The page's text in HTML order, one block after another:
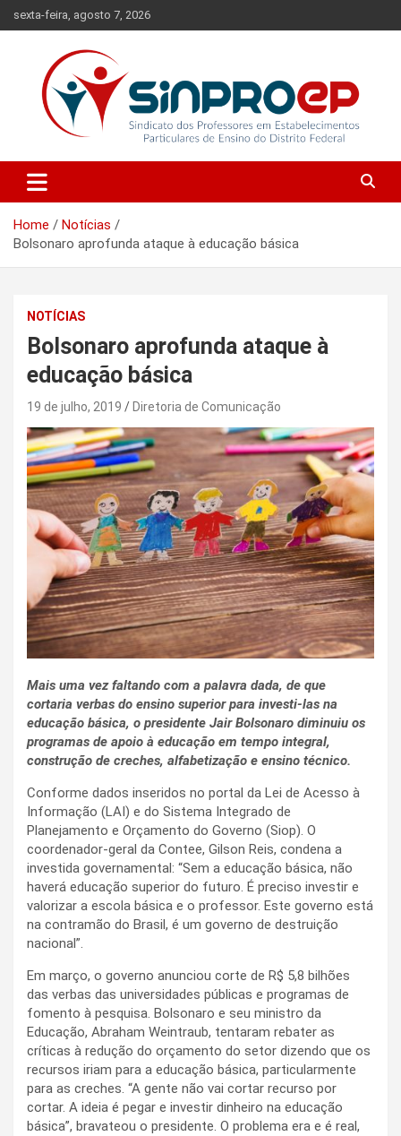
to
sexta-feira, agosto 7, 2026
Sinproep-DF
Ensino do Distrito Federal
Home
Notícias
Bolsonaro aprofunda ataque à educação básica
NOTÍCIAS
Bolsonaro aprofunda ataque à
educação básica
19 de julho, 2019 Diretoria de Comunicação
Mais uma vez faltando com a palavra dada, de que
cortaria verbas do ensino superior para investi-las na
educação básica, o presidente Jair Bolsonaro diminuiu os
programas de apoio à educação em tempo integral,
construção de creches, alfabetização e ensino técnico.
Conforme dados inseridos no portal da Lei de Acesso à
Informação (LAI) e do Sistema Integrado de
Planejamento e Orçamento do Governo (Siop). O
coordenador-geral da Contee, Gilson Reis, condena a
investida governamental: “Sem a educação básica, não
haverá educação superior do futuro. É preciso investir e
valorizar a escola básica e o professor. Este governo está
na contramão do Brasil, é um governo de destruição
nacional”.
Em março, o governo anunciou corte de R$ 5,8 bilhões
das verbas das universidades públicas e programas de
fomento à pesquisa. Bolsonaro e seu ministro da
Educação, Abraham Weintraub, tentaram rebater as
críticas à redução do orçamento do setor dizendo que os
recursos iriam para a educação básica, particularmente
para as creches. “A gente não vai cortar recurso por
cortar. A ideia é pegar e investir dinheiro na educação
básica”, bravateou o presidente. O problema era e é real,